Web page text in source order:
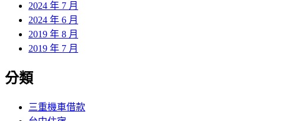
2024 年 7 月
2024 年 6 月
2019 年 8 月
2019 年 7 月
分類
三重機車借款